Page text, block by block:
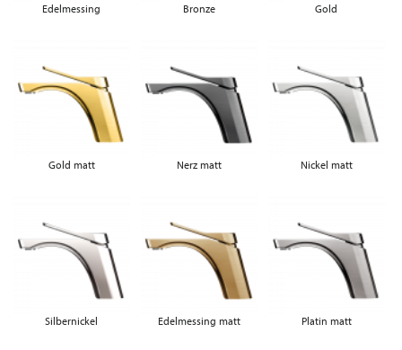
Edelmessing Bronze Gold
Gold matt Nerz matt Nickel matt
Silbernickel Edelmessing matt Platin matt